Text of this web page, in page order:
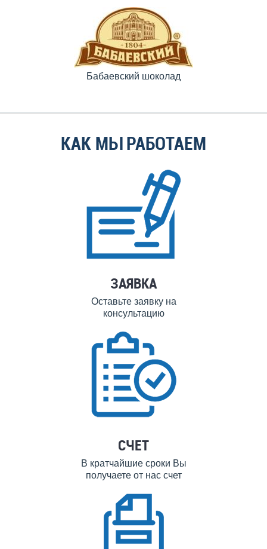
Бабаевский шоколад
КАК МЫ РАБОТАЕМ
ЗАЯВКА
Оставьте заявку на
консультацию
СЧЕТ
В кратчайшие сроки Вы
получаете от нас счет